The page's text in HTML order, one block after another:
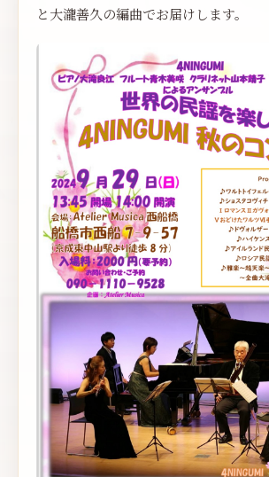
と大瀧善久の編曲でお届けします。